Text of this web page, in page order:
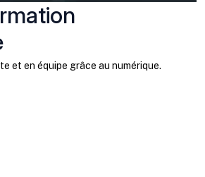
et en équipe grâce au numérique.